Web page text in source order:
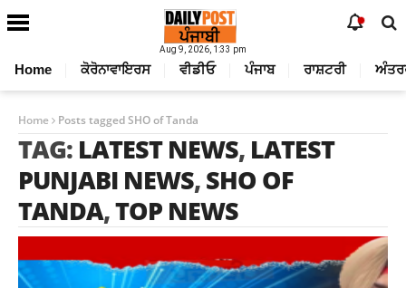
Aug 9, 2026, 1:33 pm
Home ਕੋਰੋਨਾਵਾਇਰਸ ਵੀਡੀਓ ਪੰਜਾਬ ਰਾਸ਼ਟਰੀ
Home Posts tagged SHO of Tanda
TAG: LATEST NEWS, LATEST
PUNJABI NEWS,SHO OF
TANDA,TOP NEWS